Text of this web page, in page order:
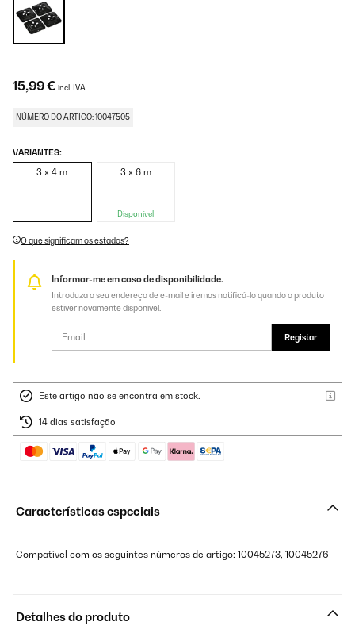
15,99 € incl. IVA
NÚMERO DO ARTIGO: 10047505
VARIANTES:
3 x 4 m 3 x 6 m
Disponível
O que significam os estados?
Informar-me em caso de disponibilidade.
Introduza o seu endereço de e-mail e iremos notificá-lo quando o produto
estiver novamente disponível.
Registar
Este artigo não se encontra em stock.
14 dias satisfação
Características especiais
Compatível com os seguintes números de artigo: 10045273, 10045276
Detalhes do produto